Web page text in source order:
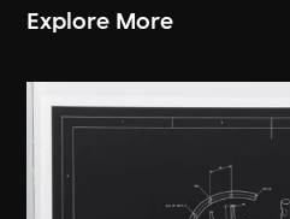
Explore More